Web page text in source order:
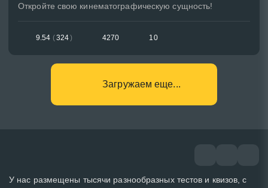
Откройте свою кинематографическую сущность!
9.54 (324) 4270 10
Загружаем еще...
У нас размещены тысячи разнообразных тестов и квизов, с